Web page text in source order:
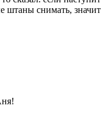
штаны снимать, значит